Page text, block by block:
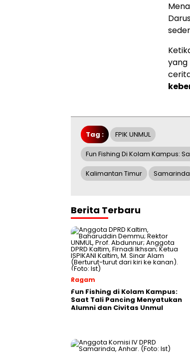
yang
Tag : FPIK UNMUL
Fun Fishing Di Kolam Kampus:
Kalimantan Timur Samarinda
Berita Terbaru
Ragam
Fun Fishing di Kolam Kampus:
Saat Tali Pancing Menyatukan
Alumni dan Civitas Unmul